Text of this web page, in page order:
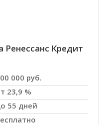
Ренессанс Кредит
000 руб.
23,9 %
55 дней